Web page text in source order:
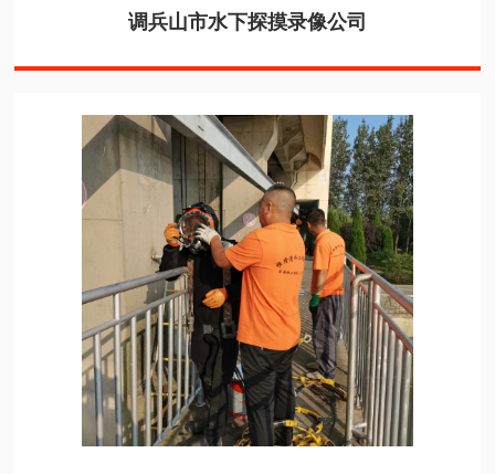
调兵山市水下探摸录像公司